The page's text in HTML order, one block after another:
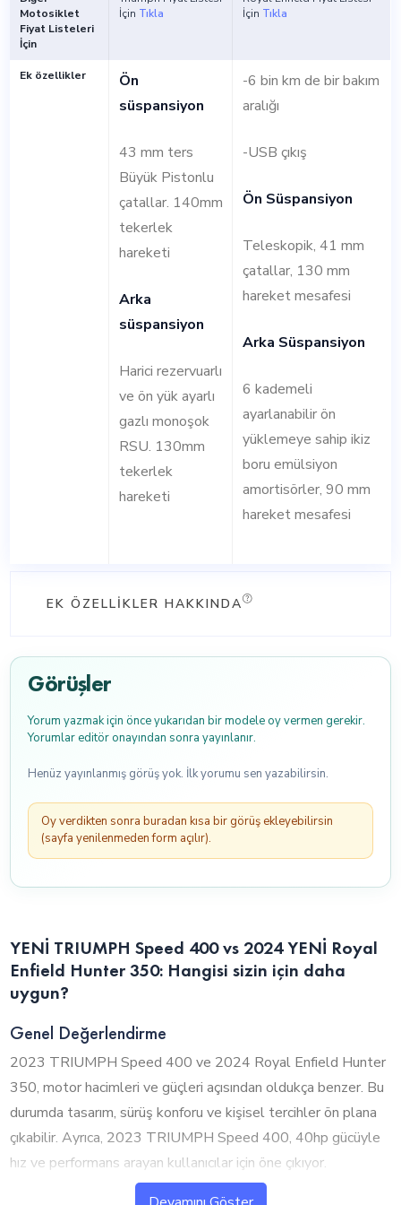
Motosiklet
Fiyat Listeleri
İçin
İçin Tıkla
İçin Tıkla
Ek özellikler
Ön
süspansiyon
43 mm ters
Büyük Pistonlu
çatallar. 140mm
tekerlek
hareketi
Arka
süspansiyon
Harici rezervuarlı
ve ön yük ayarlı
gazlı monoşok
RSU. 130mm
tekerlek
hareketi
-6 bin km de bir bakım
aralığı
-USB çıkış
Ön Süspansiyon
Teleskopik, 41 mm
çatallar, 130 mm
hareket mesafesi
Arka Süspansiyon
6 kademeli
ayarlanabilir ön
yüklemeye sahip ikiz
boru emülsiyon
amortisörler, 90 mm
hareket mesafesi
EK ÖZELLIKLER HAKKINDA
Görüşler
Yorum yazmak için önce yukarıdan bir modele oy vermen gerekir.
Yorumlar editör onayından sonra yayınlanır.
Henüz yayınlanmış görüş yok. İlk yorumu sen yazabilirsin.
Oy verdikten sonra buradan kısa bir görüş ekleyebilirsin
(sayfa yenilenmeden form açılır).
YENİ TRIUMPH Speed 400 vs 2024 YENİ Royal
Enfield Hunter 350: Hangisi sizin için daha
uygun?
Genel Değerlendirme
2023 TRIUMPH Speed 400 ve 2024 Royal Enfield Hunter
350, motor hacimleri ve güçleri açısından oldukça benzer. Bu
durumda tasarım, sürüş konforu ve kişisel tercihler ön plana
çıkabilir. Ayrıca, 2023 TRIUMPH Speed 400, 40hp gücüyle
hız ve performans arayan kullanıcılar için öne çıkıyor.